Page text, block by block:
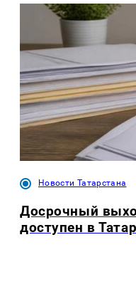
Новости Татарстана
Досрочный
доступен в